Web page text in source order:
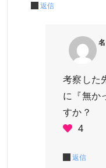
返信
考察した
に『無か
すか？
4
返信